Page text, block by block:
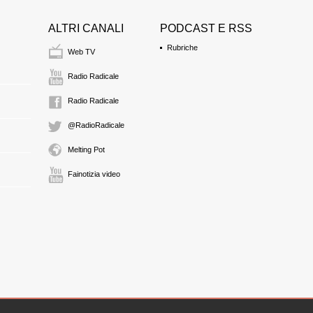
17:59 Durata: 2 min
ALTRI CANALI
Web TV
Radio Radicale
Radio Radicale
@RadioRadicale
Melting Pot
Fainotizia video
PODCAST E RSS
Rubriche